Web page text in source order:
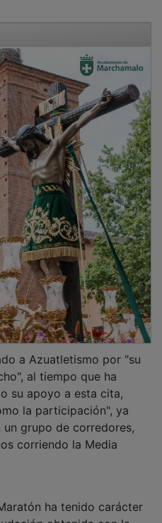
al tiempo que ha
su apoyo a esta cita,
la participación", ya
grupo de corredores,
corriendo la Media
ha tenido carácter
obtenida con la